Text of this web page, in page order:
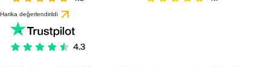
Harika değerlendirildi